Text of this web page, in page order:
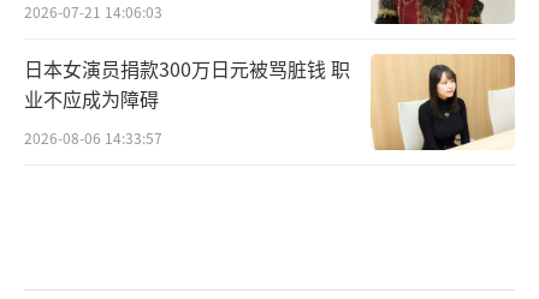
2026-07-21 14:06:03
日本女演员捐款300万日元被骂脏钱 职
业不应成为障碍
2026-08-06 14:33:57